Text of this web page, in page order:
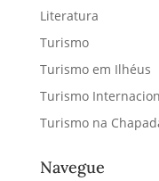
Literatura
Turismo
Turismo em Ilhéus
Turismo
Turismo na
Navegue